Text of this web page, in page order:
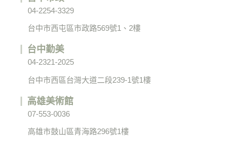
04-2254-3329
台中市西屯區市政路569號1、2樓
台中勤美
04-2321-2025
台中市西區台灣大道二段239-1號1樓
高雄美術館
07-553-0036
高雄市鼓山區青海路296號1樓